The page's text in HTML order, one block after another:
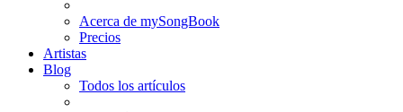
Acerca de mySongBook
Precios
Artistas
Blog
Todos los artículos